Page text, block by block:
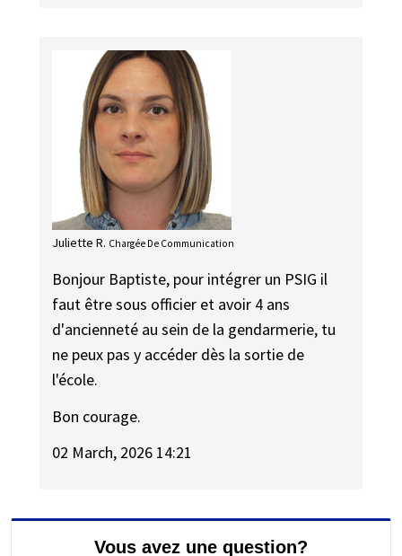
Juliette R. Chargée De Communication
Bonjour Baptiste, pour intégrer un PSIG il
faut être sous officier et avoir 4 ans
d'ancienneté au sein de la gendarmerie, tu
ne peux pas y accéder dès la sortie de
l'école.
Bon courage.
02 March, 2026 14:21
Vous avez une question?